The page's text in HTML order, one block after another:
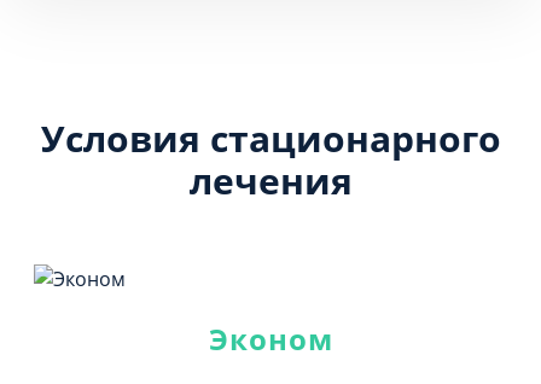
Условия стационарного
лечения
Эконом